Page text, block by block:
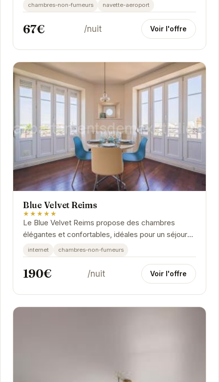
chambres-non-fumeurs
navette-aeroport
67€ /nuit Voir l'offre
Blue Velvet Reims
★★★★★
Le Blue Velvet Reims propose des chambres
élégantes et confortables, idéales pour un séjour
relaxant. Son emplacement central permet
d'accéder...
internet chambres-non-fumeurs
190€ /nuit Voir l'offre